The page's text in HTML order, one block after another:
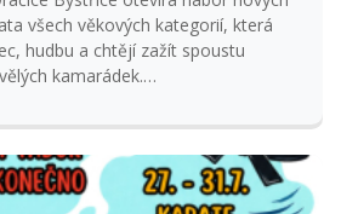
všech věkových kategorií, která
hudbu a chtějí zažít spoustu
kamarádek.
vystoupení, soutěže,
zážitků.
již od 3 let.